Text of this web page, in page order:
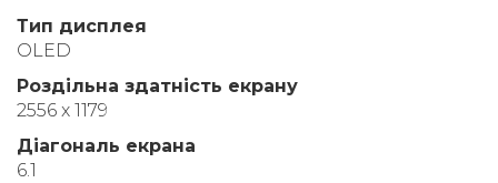
Тип дисплея
OLED
Роздільна здатність екрану
2556 x 1179
Діагональ екрана
6.1